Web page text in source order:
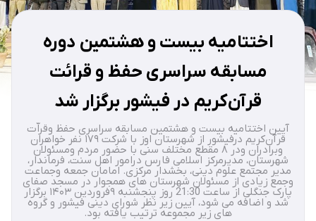
اختتامیه بیست و هشتمین دوره
مسابقه‌ سراسری حفظ و قرائت
قرآن‌کریم در فیشور برگزار شد
آیین اختتامیه بیست و هشتمین مسابقه‌ سراسری حفظ وقراّت
قرآن‌کریم درفیشور از شهرستان اوز با شرکت ۱۷۹ نفر خواهران
وبرادران ودر ۸ مقطع مختلف سنی با حضور مردم ومسئولان
شهرستان، مدیرمرکز اسلامی فارس درامور اهل سنت، فرماندار،
مدیر مجتمع علوم دینی، بخشدار مرکزی. امامان جمعه وجماعت
وجمع زیادی از مسئولان شهرستان های همجوار در مسجد صفای
پارک جنگلی از ساعت 21:30 روز پنجشنبه ۹فروردین ۱۴۰۳ برگزار
شد و اضافه می شود، آیین زیر نظر شورای دینی فیشور و گروه
های زیر مجموعه ترتیب یافته بود.